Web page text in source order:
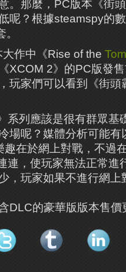
。那麼，PC版本《街
呢？根據steamspy的
作中《Rise of the
XCOM 2》的PC版發
玩家們可以看到《街
系列應該是很有群眾基
場呢？媒體分析可能有
在於網上對戰，不過
連，使玩家無法正常進
，玩家如果不進行網
DLC的豪華版版本售價